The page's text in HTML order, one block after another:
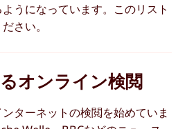
うになっています。このリスト
さい。
オンライン検閲
ターネットの検閲を始めていま